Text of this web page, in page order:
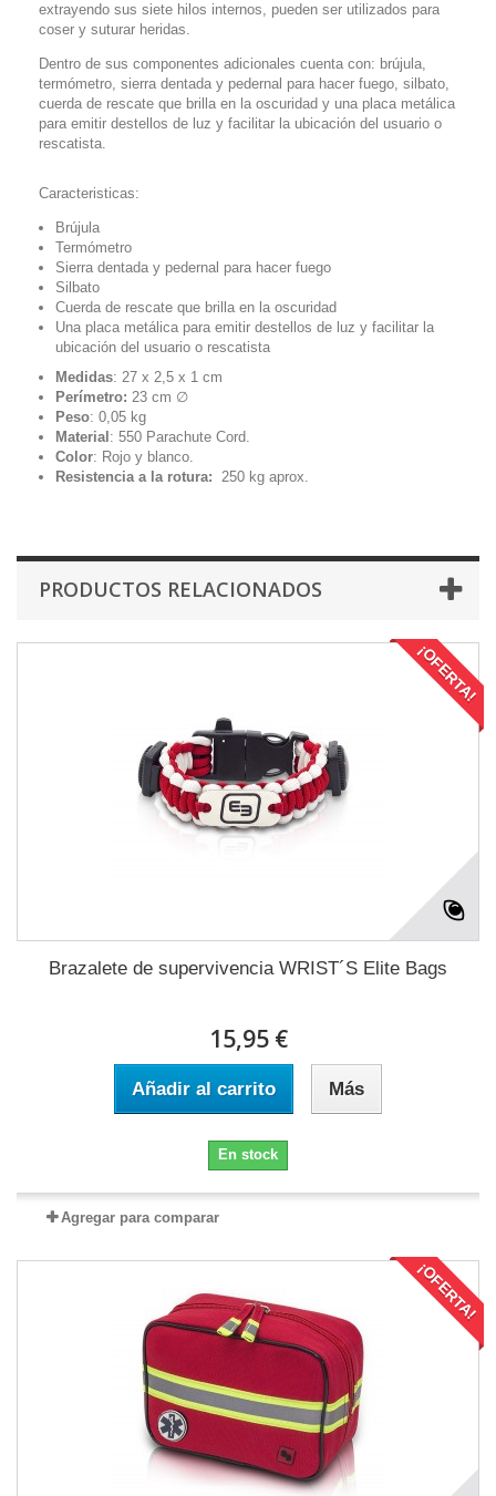
extrayendo sus siete hilos internos, pueden ser utilizados para
coser y suturar heridas.
Dentro de sus componentes adicionales cuenta con: brújula,
termómetro, sierra dentada y pedernal para hacer fuego, silbato,
cuerda de rescate que brilla en la oscuridad y una placa metálica
para emitir destellos de luz y facilitar la ubicación del usuario o
rescatista.
Caracteristicas:
Brújula
Termómetro
Sierra dentada y pedernal para hacer fuego
Silbato
Cuerda de rescate que brilla en la oscuridad
Una placa metálica para emitir destellos de luz y facilitar la
ubicación del usuario o rescatista
Medidas: 27 x 2,5 x 1 cm
Perímetro: 23 cm ∅
Peso: 0,05 kg
Material : 550 Parachute Cord.
Color: Rojo y blanco.
Resistencia a la rotura: 250 kg aprox.
PRODUCTOS RELACIONADOS
¡OFERTA!
Brazalete de supervivencia WRIST´S Elite Bags
15,95 €
Añadir al carrito Más
En stock
Agregar para comparar
¡OFERTA!